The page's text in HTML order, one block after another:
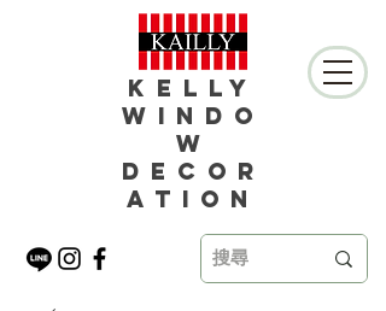
Kelly
Windo
w
Decor
ation